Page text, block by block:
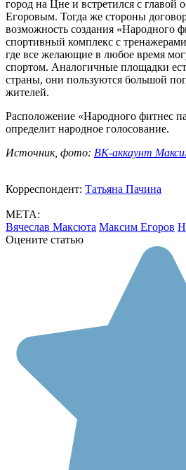
город на Цне и встретился с главой
Егоровым. Тогда же стороны
возможность создания «Народного
спортивный комплекс с
где все желающие в любое время
спортом. Аналогичные площадки
страны, они пользуются большой
жителей.
Расположение «Народного фитнес
определит народное голосование.
Источник, фото: ВК-аккаунт
Корреспондент: Татьяна Пачина
МЕТА:
Вячеслав Максюта Максим Егоров
Оцените статью